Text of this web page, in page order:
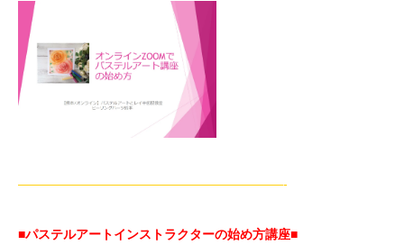
—————————————————————-
■パステルアートインストラクターの始め方講座■